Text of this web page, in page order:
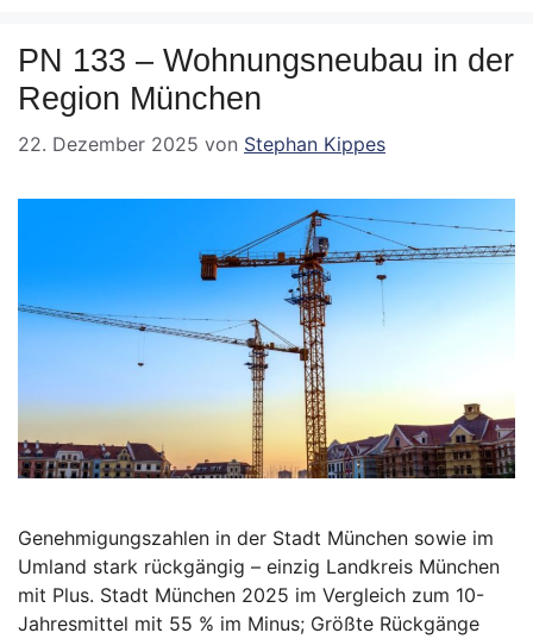
PN 133 – Wohnungsneubau in der
Region München
22. Dezember 2025 von Stephan Kippes
Genehmigungszahlen in der Stadt München sowie im
Umland stark rückgängig – einzig Landkreis München
mit Plus. Stadt München 2025 im Vergleich zum 10-
Jahresmittel mit 55 % im Minus; Größte Rückgänge